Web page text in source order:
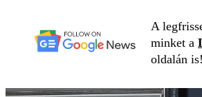
A
minket a
oldalán is!